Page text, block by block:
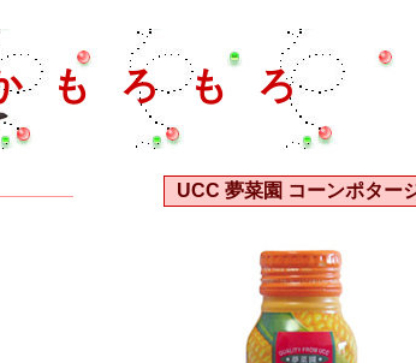
もろもろ
UCC 夢菜園 コーンポター